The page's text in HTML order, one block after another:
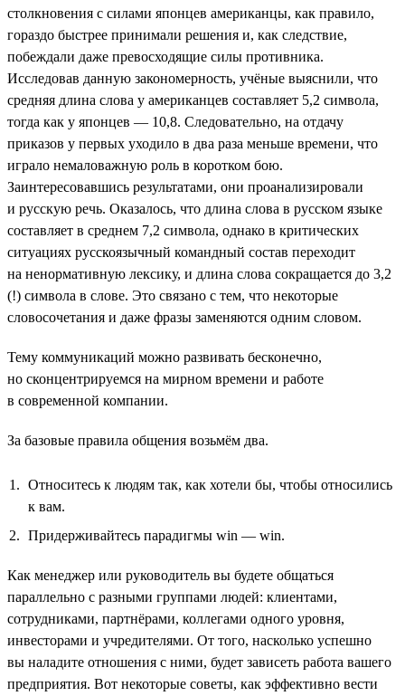
столкновения с силами японцев американцы, как правило,
гораздо быстрее принимали решения и, как следствие,
побеждали даже превосходящие силы противника.
Исследовав данную закономерность, учёные выяснили, что
средняя длина слова у американцев составляет 5,2 символа,
тогда как у японцев — 10,8. Следовательно, на отдачу
приказов у первых уходило в два раза меньше времени, что
играло немаловажную роль в коротком бою.
Заинтересовавшись результатами, они проанализировали
и русскую речь. Оказалось, что длина слова в русском языке
составляет в среднем 7,2 символа, однако в критических
ситуациях русскоязычный командный состав переходит
на ненормативную лексику, и длина слова сокращается до 3,2
(!) символа в слове. Это связано с тем, что некоторые
словосочетания и даже фразы заменяются одним словом.
Тему коммуникаций можно развивать бесконечно,
но сконцентрируемся на мирном времени и работе
в современной компании.
За базовые правила общения возьмём два.
Относитесь к людям так, как хотели бы, чтобы относились
к вам.
Придерживайтесь парадигмы win — win.
Как менеджер или руководитель вы будете общаться
параллельно с разными группами людей: клиентами,
сотрудниками, партнёрами, коллегами одного уровня,
инвесторами и учредителями. От того, насколько успешно
вы наладите отношения с ними, будет зависеть работа вашего
предприятия. Вот некоторые советы, как эффективно вести